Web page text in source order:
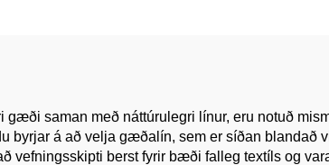
saman með náttúrulegri línur, eru notuð
byrjar á að velja gæðalín, sem er síðan blandað
vefningsskipti berst fyrir bæði falleg textíls og